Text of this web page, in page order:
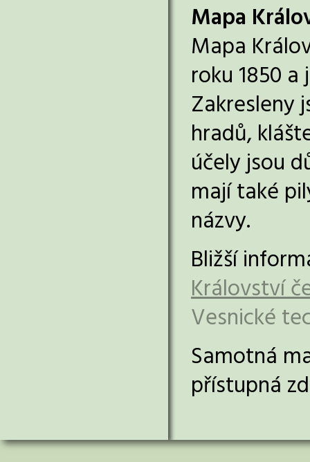
Mapa
Mapa
roku 1850
Zakresleny
hradů,
účely jsou
mají také
názvy.
Bližší
Království
Vesnické
Samotná
přístupná